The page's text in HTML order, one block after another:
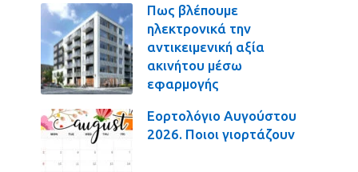
Πως βλέπουμε
ηλεκτρονικά την
αντικειμενική αξία
ακινήτου μέσω
εφαρμογής
Εορτολόγιο Αυγούστου
2026. Ποιοι γιορτάζουν